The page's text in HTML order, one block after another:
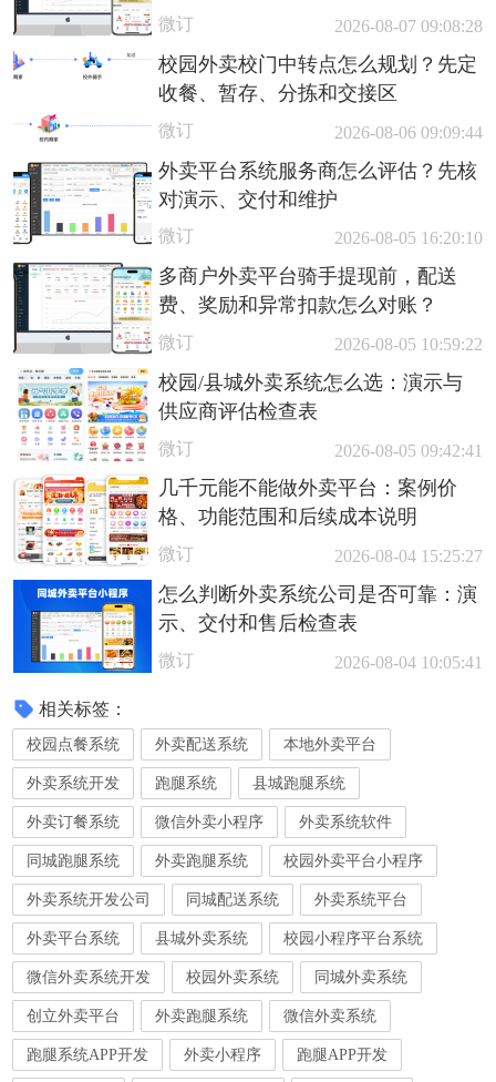
微订 2026-08-07 09:08:28
校园外卖校门中转点怎么规划？先定
收餐、暂存、分拣和交接区
微订 2026-08-06 09:09:44
外卖平台系统服务商怎么评估？先核
对演示、交付和维护
微订 2026-08-05 16:20:10
多商户外卖平台骑手提现前，配送
费、奖励和异常扣款怎么对账？
微订 2026-08-05 10:59:22
校园/县城外卖系统怎么选：演示与
供应商评估检查表
微订 2026-08-05 09:42:41
几千元能不能做外卖平台：案例价
格、功能范围和后续成本说明
微订 2026-08-04 15:25:27
怎么判断外卖系统公司是否可靠：演
示、交付和售后检查表
微订 2026-08-04 10:05:41
相关标签：
校园点餐系统 外卖配送系统 本地外卖平台
外卖系统开发 跑腿系统 县城跑腿系统
外卖订餐系统 微信外卖小程序 外卖系统软件
同城跑腿系统 外卖跑腿系统 校园外卖平台小程序
外卖系统开发公司 同城配送系统 外卖系统平台
外卖平台系统 县城外卖系统 校园小程序平台系统
微信外卖系统开发 校园外卖系统 同城外卖系统
创立外卖平台 外卖跑腿系统 微信外卖系统
跑腿系统APP开发 外卖小程序 跑腿APP开发